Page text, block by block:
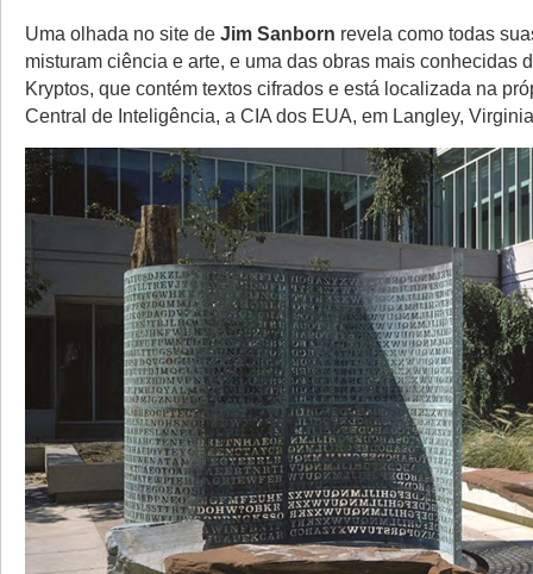
Uma olhada no site de Jim Sanborn revela como todas
misturam ciência e arte, e uma das obras mais conhecidas
Kryptos, que contém textos cifrados e está localizada na
Central de Inteligência, a CIA dos EUA, em Langley,